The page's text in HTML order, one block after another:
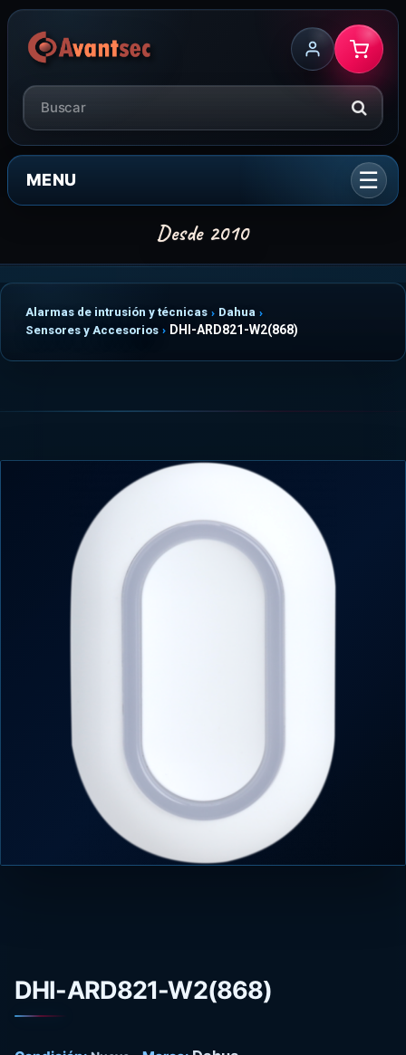
MENU
Alarmas de intrusión y técnicas
Dahua
Sensores y Accesorios
DHI-ARD821-W2(868)
DHI-ARD821-W2(868)